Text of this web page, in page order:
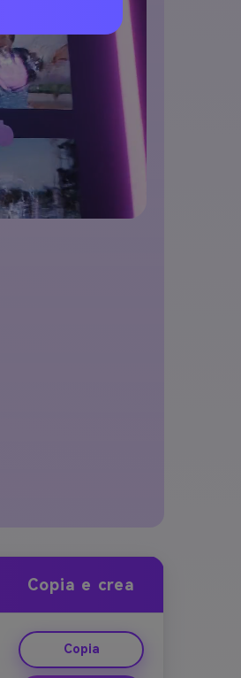
Copia e crea
Copia